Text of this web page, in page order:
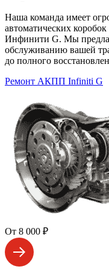
Наша команда имеет
автоматических
Инфинити G. Мы
обслуживанию вашей
до полного
Ремонт АКПП Infiniti G
От 8 000 ₽